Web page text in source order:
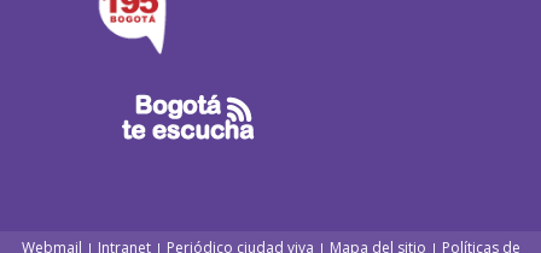
Webmail | Intranet| Periódico ciudad viva | Mapa del sitio | Políticas de